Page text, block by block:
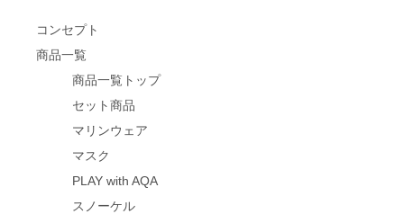
コンセプト
商品一覧
商品一覧トップ
セット商品
マリンウェア
マスク
PLAY with AQA
スノーケル